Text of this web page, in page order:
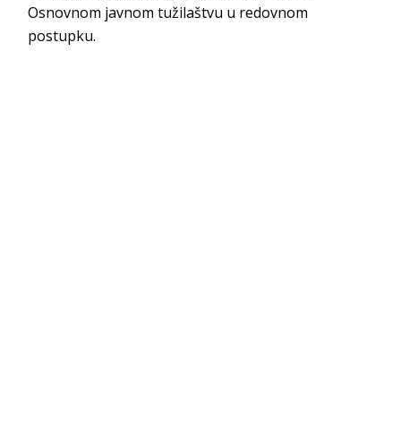
Osnovnom javnom tužilaštvu u redovnom
postupku.